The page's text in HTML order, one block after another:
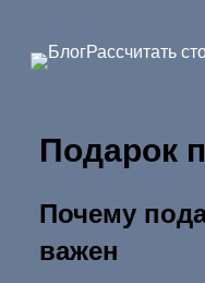
содержимому
БлогРассчитать
Подарок
Почему
важен